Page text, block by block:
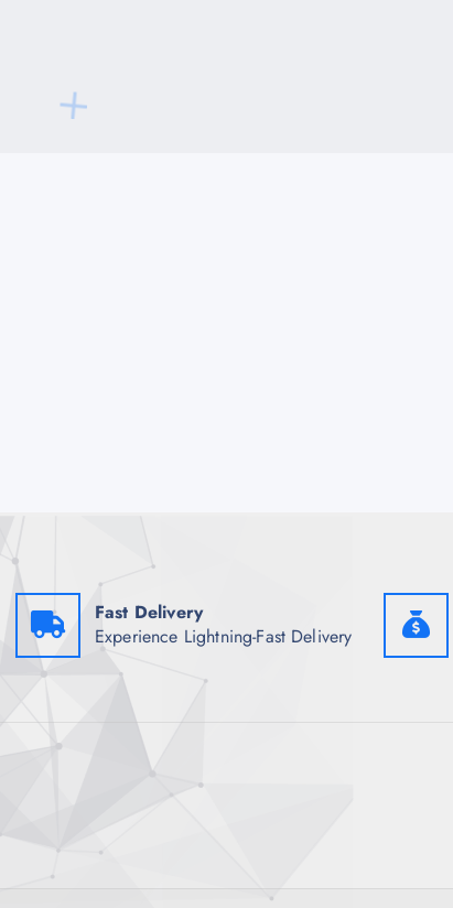
Fast Delivery
Experience Lightning-Fast Delivery